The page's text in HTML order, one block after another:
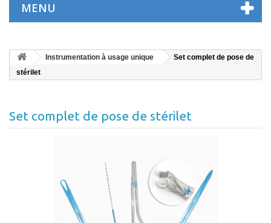
MENU
Instrumentation à usage unique
Set complet de pose de
stérilet
Set complet de pose de stérilet